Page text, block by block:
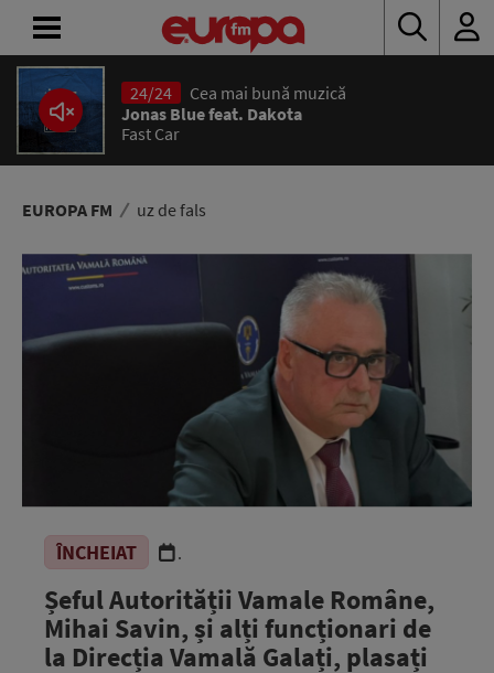
24/24
Cea mai bună muzică
Jonas Blue feat. Dakota
Fast Car
EUROPA FM uz de fals
ÎNCHEIAT .
Șeful Autorității Vamale Române,
Mihai Savin, și alți funcționari de
la Direcția Vamală Galați, plasați
ACASĂ
ȘTIRI
RADIO
CONCURSURI